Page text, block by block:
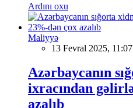
Ardını oxu
Maliyyə
13 Fevral 2025, 11:07
Azərbaycanın
ixracından
azalıb